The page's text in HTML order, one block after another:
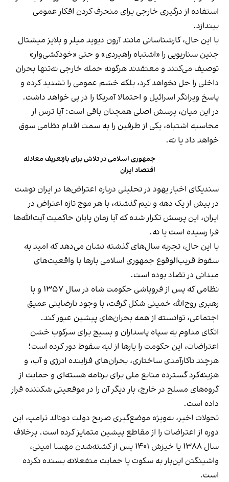
استفاده از درگیری خارجی برای منحرف کردن افکار عمومی
بیندازد.
با این حال، کارشناسانی مانند آرون دیوید میلر و بلایز میشتال
چنین سناریویی را «اشتباه راهبردی» و حتی «خودکشی‌وار»
توصیف می‌کنند و معتقدند هرگونه حمله خارجی نه‌تنها بحران
داخلی را حل نخواهد کرد، بلکه خشم عمومی را تشدید کرده و
پاسخ ویرانگر اسرائیل و احتمالا آمریکا را در پی خواهد داشت.
در این میان، پرسش اصلی همچنان باقی است: آیا ترس از
محاسبه اشتباه، یکی از طرفین را به سمت اقدام نظامی سوق
خواهد داد یا نه.
جمهوری اسلامی در تلاش برای بازتعریف معادله
اقتصاد ایران
سندیکای اخبار یهود در تحلیلی درباره اعتراض‌ها در ایران نوشت
در بیش از یک دهه و نیم گذشته، با هر موج تازه اعتراض در
ایران، این پرسش تکرار شده که آیا زمان پایان حاکمیت آیت‌الله‌ها
فرا رسیده است یا نه.
با این حال، تجربه سال‌های گذشته نشان می‌دهد که امید به
سقوط قریب‌الوقوع جمهوری اسلامی بارها با واقعیت‌های
میدانی در تضاد بوده است.
نظامی که پس از فروپاشی حکومت شاه در سال ۱۳۵۷ و با
رهبری روح‌الله خمینی شکل گرفت، با وجود نارضایتی عمیق
اجتماعی، توانسته از همه بحران‌های پیشین عبور کند.
اتکای مداوم به سپاه پاسداران و بسیج برای سرکوب خشن
اعتراضات، این حکومت را بارها از لبه سقوط دور کرده است؛
هرچند ناکارآمدی ساختاری، بحران‌های فزاینده انرژی و آب، و
هزینه‌کرد گسترده منابع ملی برای برنامه هسته‌ای و حمایت از
گروه‌های مسلح در خارج، بار دیگر آن را در موقعیتی شکننده قرار
داده است.
تحولات اخیر، به‌ویژه موضع‌گیری صریح دولت دونالد ترامپ، این
دوره از اعتراضات را از مقاطع پیشین متمایز کرده است. برخلاف
سال ۱۳۸۸ یا خیزش ۱۴۰۱ پس از کشته‌شدن مهسا امینی،
واشینگتن این‌بار به سکوت یا حمایت منفعلانه بسنده نکرده
است.